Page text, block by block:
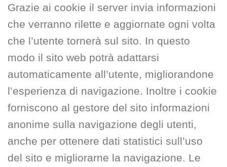
Grazie ai cookie il server invia informazioni
che verranno rilette e aggiornate ogni volta
che l’utente tornerà sul sito. In questo
modo il sito web potrà adattarsi
automaticamente all’utente, migliorandone
l’esperienza di navigazione. Inoltre i cookie
forniscono al gestore del sito informazioni
anonime sulla navigazione degli utenti,
anche per ottenere dati statistici sull’uso
del sito e migliorarne la navigazione. Le